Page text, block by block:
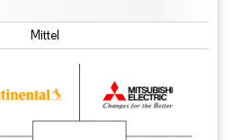
Mittel
erfordert Namensnennung